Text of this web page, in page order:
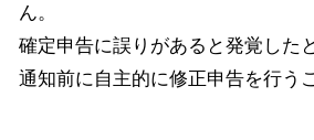
ん。
確定申告に誤りがあると発覚した
通知前に自主的に修正申告を行う